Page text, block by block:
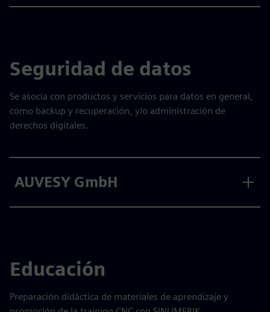
Seguridad de datos
Se asocia con productos y servicios para datos en general,
como backup y recuperación, y/o administración de
derechos digitales.
AUVESY GmbH
Educación
Preparación didáctica de materiales de aprendizaje y